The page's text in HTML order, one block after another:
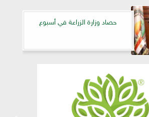
حصاد وزارة الزراعة في أسبوع